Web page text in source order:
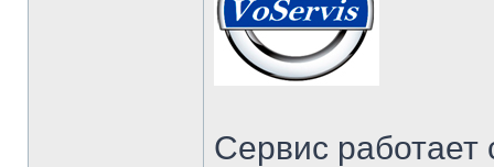
Сервис работает